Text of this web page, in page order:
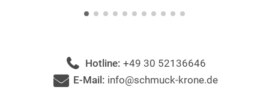
Hotline: +49 30 52136646
E-Mail: info@schmuck-krone.de